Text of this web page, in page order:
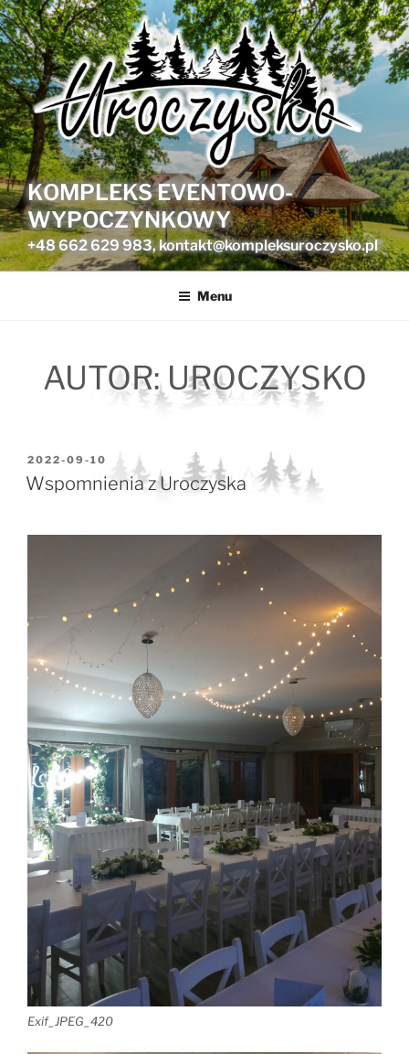
Przejdź
do
treści
KOMPLEKS EVENTOWO-
WYPOCZYNKOWY
+48 662 629 983, kontakt@kompleksuroczysko.pl
Menu
AUTOR: UROCZYSKO
OPUBLIKOWANE
W
2022-09-10
Wspomnienia z Uroczyska
Exif_JPEG_420